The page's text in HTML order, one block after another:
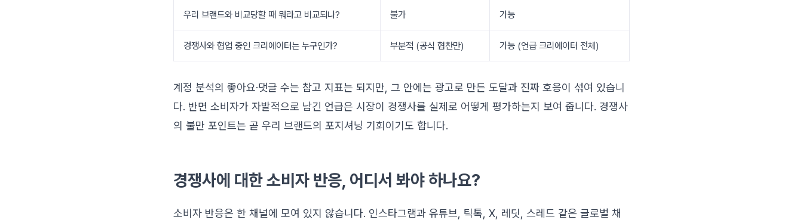
우리 브랜드와 비교당할 때 뭐라고 비교되나? 불가 가능
경쟁사와 협업 중인 크리에이터는 누구인가? 부분적 (공식 협찬만) 가능 (언급 크리에이터 전체)
계정 분석의 좋아요·댓글 수는 참고 지표는 되지만, 그 안에는 광고로 만든 도달과 진짜 호응이 섞여 있습니
다. 반면 소비자가 자발적으로 남긴 언급은 시장이 경쟁사를 실제로 어떻게 평가하는지 보여 줍니다. 경쟁사
의 불만 포인트는 곧 우리 브랜드의 포지셔닝 기회이기도 합니다.
경쟁사에 대한 소비자 반응, 어디서 봐야 하나요?
소비자 반응은 한 채널에 모여 있지 않습니다. 인스타그램과 유튜브, 틱톡, X, 레딧, 스레드 같은 글로벌 채